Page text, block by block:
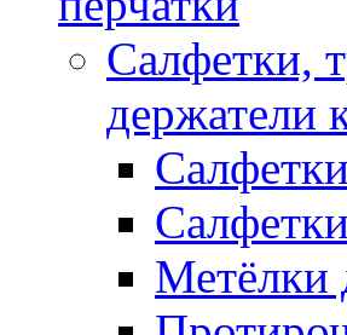
Салфетки,
держатели
Метёлки